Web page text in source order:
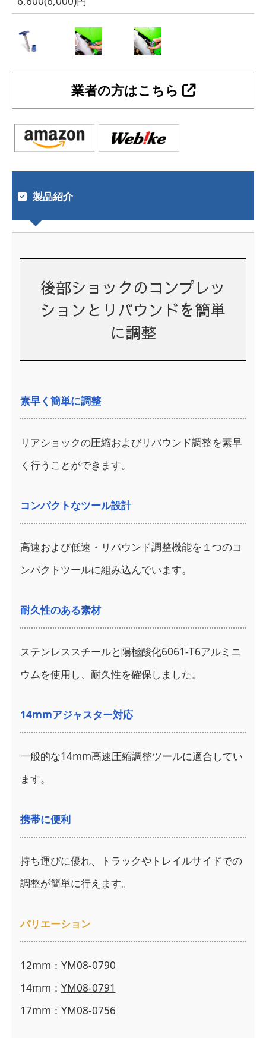
業者の方はこちら
製品紹介
後部ショックのコンプレッ
ションとリバウンドを簡単
に調整
素早く簡単に調整
リアショックの圧縮およびリバウンド調整を素早
く行うことができます。
コンパクトなツール設計
高速および低速・リバウンド調整機能を１つのコ
ンパクトツールに組み込んでいます。
耐久性のある素材
ステンレススチールと陽極酸化6061-T6アルミニ
ウムを使用し、耐久性を確保しました。
14mmアジャスター対応
一般的な14mm高速圧縮調整ツールに適合してい
ます。
携帯に便利
持ち運びに優れ、トラックやトレイルサイドでの
調整が簡単に行えます。
バリエーション
12mm： YM08-0790
14mm： YM08-0791
17mm： YM08-0756